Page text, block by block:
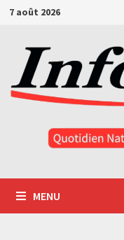
Passer
contenu
7 août 2026
MENU